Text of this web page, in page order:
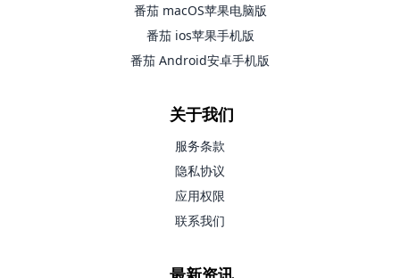
番茄 macOS苹果电脑版
番茄 ios苹果手机版
番茄 Android安卓手机版
关于我们
服务条款
隐私协议
应用权限
联系我们